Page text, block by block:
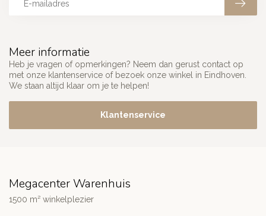
Meer informatie
Heb je vragen of opmerkingen? Neem dan gerust contact op
met onze klantenservice of bezoek onze winkel in Eindhoven.
We staan altijd klaar om je te helpen!
Klantenservice
Megacenter Warenhuis
1500 m² winkelplezier